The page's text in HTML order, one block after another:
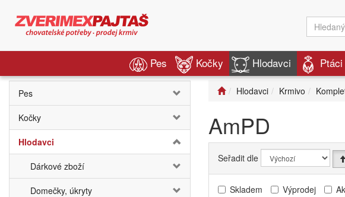
Pes Kočky Hlodavci Ptáci
Pes
Kočky
Hlodavci
Dárkové zboží
Domečky, úkryty
Hlodavci Krmivo
AmPD
Seřadit dle
Skladem Výprodej